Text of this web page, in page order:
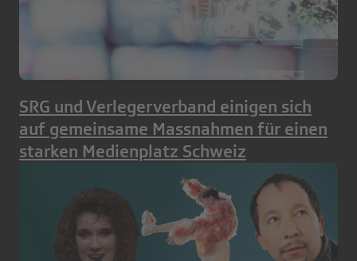
SRG und Verlegerverband einigen sich
auf gemeinsame Massnahmen für einen
starken Medienplatz Schweiz